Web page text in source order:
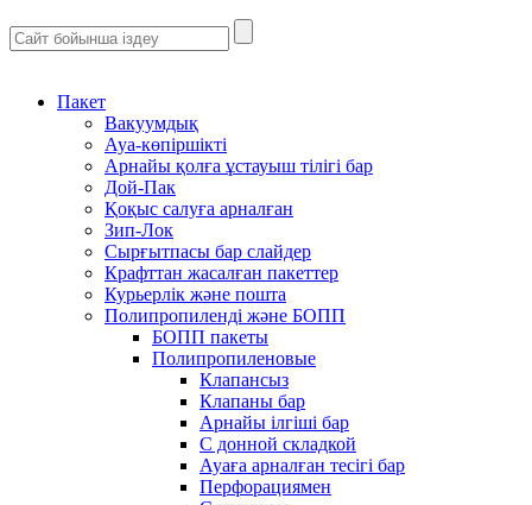
Пакет
Вакуумдық
Ауа-көпіршікті
Арнайы қолға ұстауыш тілігі бар
Дой-Пак
Қоқыс салуға арналған
Зип-Лок
Сырғытпасы бар слайдер
Крафттан жасалған пакеттер
Курьерлік және пошта
Полипропиленді және БОПП
БОПП пакеты
Полипропиленовые
Клапансыз
Клапаны бар
Арнайы ілгіші бар
С донной складкой
Ауаға арналған тесігі бар
Перфорациямен